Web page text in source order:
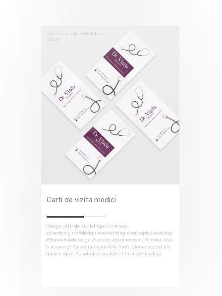
Carti de vizita Portofoliu
clienti
Carti de vizita medici
Design cărți de vizitahttps://concept-
advertising.ro/#design #advertising #conceptadvertising
#Brasov#webdesign #layouts #businesscard #poster #we
b #concept #typography#trifold #trifoldtemplatepsd #te
mplate #psd #photoshop #adobe #illustrat#mockup